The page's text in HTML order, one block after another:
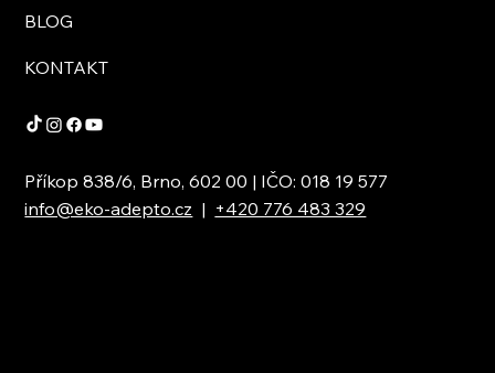
BLOG
KONTAKT
Příkop 838/6, Brno, 602 00 | IČO: 018 19 577
info@eko-adepto.cz | +420 776 483 329